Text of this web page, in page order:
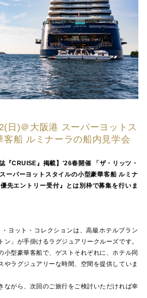
日)＠大阪港 スーパーヨットス
客船 ルミナーラの船内見学会
CRUISE』掲載】'26春開催 「ザ・リッツ・
ーパーヨットスタイルの小型豪華客船 ルミナ
先エントリー受付』とは別枠で募集を行いま
ヨット・コレクションは、高級ホテルブラン
ン」が手掛けるラグジュアリークルーズです。
小型豪華客船で、ゲストそれぞれに、ホテル同
やラグジュアリーな時間、空間を提供していま
ながら、次回のご旅行をご検討いただければ幸